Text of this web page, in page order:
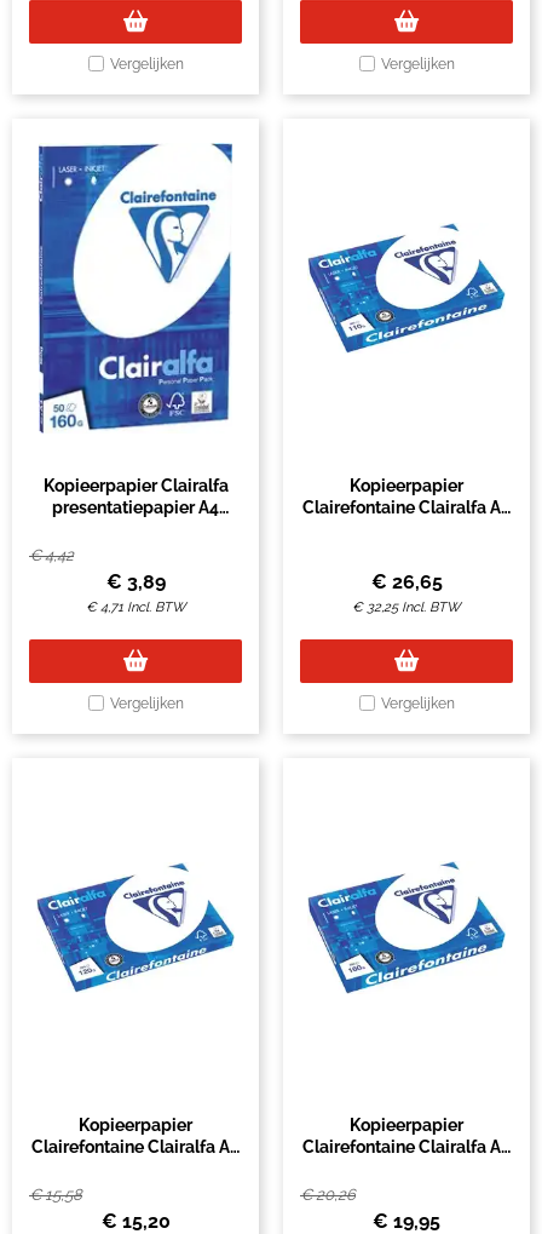
Vergelijken Vergelijken
Kopieerpapier Clairalfa
presentatiepapier A4
€4,42
€ 3,89
€4,71 Incl. BTW
Vergelijken
Kopieerpapier
Clairefontaine Clairalfa A3
€ 26,65
€ 32,25 Incl. BTW
Vergelijken
Kopieerpapier
Clairefontaine Clairalfa A3
€15,58
€ 15,20
Kopieerpapier
Clairefontaine Clairalfa A3
€20,26
€ 19,95